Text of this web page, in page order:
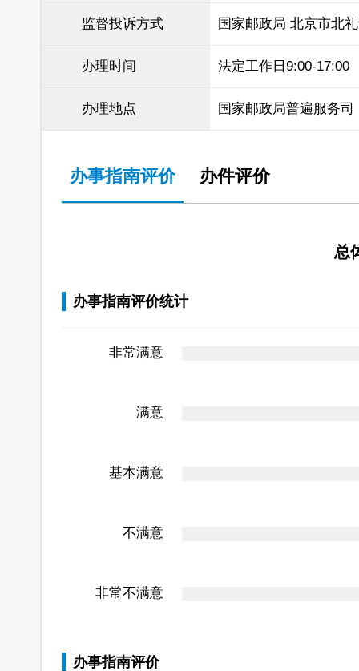
监督投诉方式 国家邮政局 北京市北
办理时间 法定工作日9:00-17:00
办理地点 国家邮政局普遍服务司
办事指南评价 办件评价
总
办事指南评价统计
非常满意
满意
基本满意
不满意
非常不满意
办事指南评价